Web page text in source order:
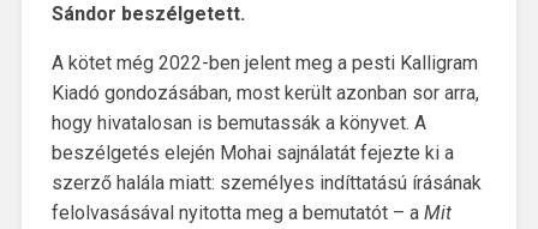
Sándor beszélgetett.
A kötet még 2022-ben jelent meg a pesti Kalligram
Kiadó gondozásában, most került azonban sor arra,
hogy hivatalosan is bemutassák a könyvet. A
beszélgetés elején Mohai sajnálatát fejezte ki a
szerző halála miatt: személyes indíttatású írásának
felolvasásával nyitotta meg a bemutatót – a Mit